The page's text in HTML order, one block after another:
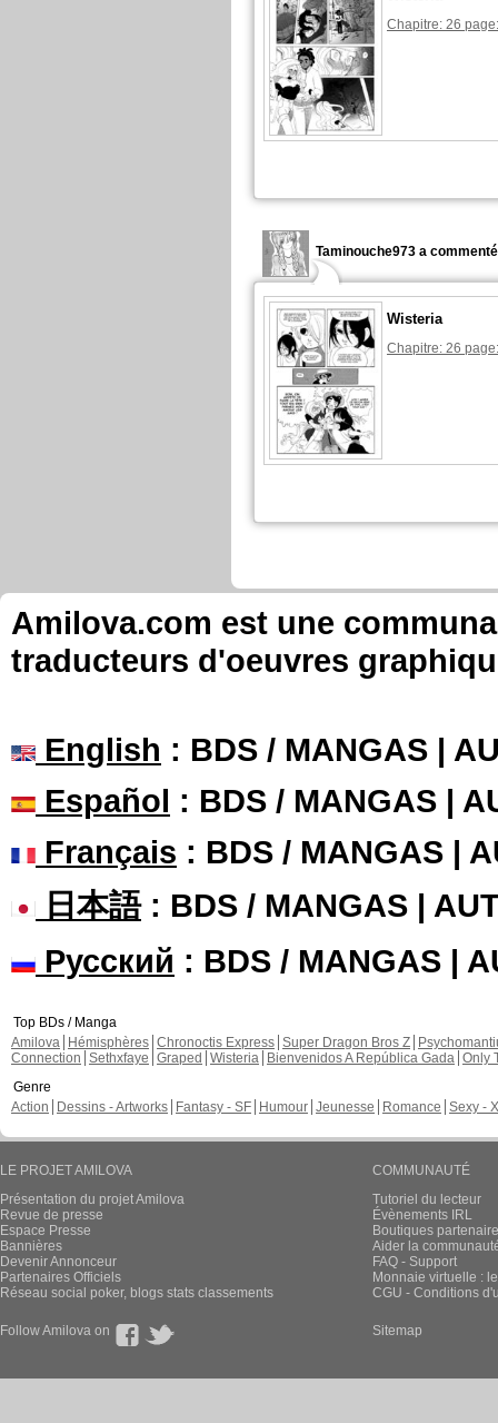
Chapitre: 26
Taminouche973 a
Wisteria
Chapitre: 26
Chapitre: 26
Taminouche973 a
Wisteria
Taminouche973 a
Miscellanées